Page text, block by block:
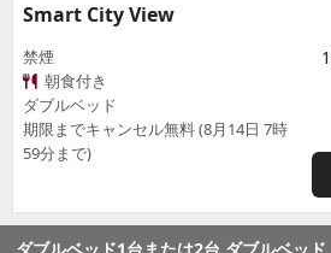
Smart City View
禁煙
朝食付き
ダブルベッド
期限までキャンセル無料 (8月14日 7時
59分まで)